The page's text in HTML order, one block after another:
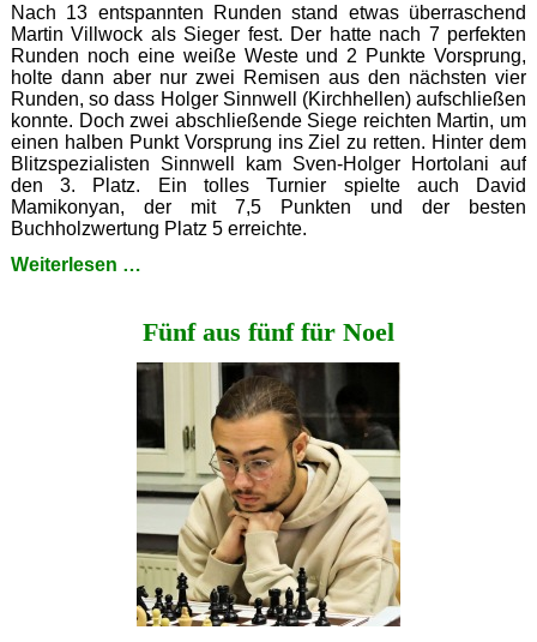
Nach 13 entspannten Runden stand etwas überraschend
Martin Villwock als Sieger fest. Der hatte nach 7 perfekten
Runden noch eine weiße Weste und 2 Punkte Vorsprung,
holte dann aber nur zwei Remisen aus den nächsten vier
Runden, so dass Holger Sinnwell (Kirchhellen) aufschließen
konnte. Doch zwei abschließende Siege reichten Martin, um
einen halben Punkt Vorsprung ins Ziel zu retten. Hinter dem
Blitzspezialisten Sinnwell kam Sven-Holger Hortolani auf
den 3. Platz. Ein tolles Turnier spielte auch David
Mamikonyan, der mit 7,5 Punkten und der besten
Buchholzwertung Platz 5 erreichte.
Weiterlesen …
Martin
Fünf aus fünf für Noel